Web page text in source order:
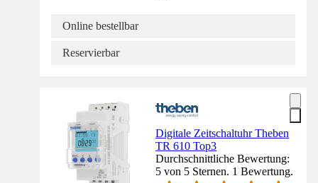
Online bestellbar
Reservierbar
Digitale Zeitschaltuhr Theben
TR 610 Top3
Durchschnittliche Bewertung:
5 von 5 Sternen. 1 Bewertung.